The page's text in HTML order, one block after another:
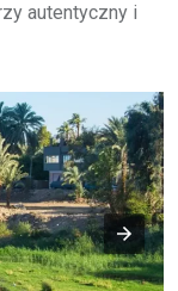
autentyczny i